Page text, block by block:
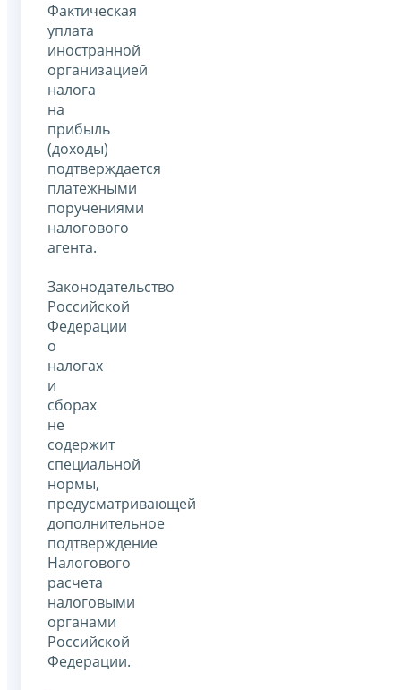
Фактическая
уплата
иностранной
организацией
налога
на
прибыль
(доходы)
подтверждается
платежными
поручениями
налогового
агента.
Законодательство
Российской
Федерации
о
налогах
и
сборах
не
содержит
специальной
нормы,
предусматривающей
дополнительное
подтверждение
Налогового
расчета
налоговыми
органами
Российской
Федерации.